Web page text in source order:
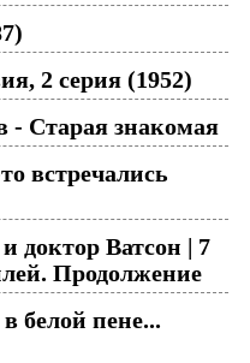
2 серия (1952)
Старая знакомая
встречались
доктор Ватсон | 7
Продолжение
белой пене...